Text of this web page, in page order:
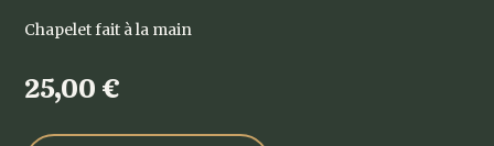
Chapelet fait à la main
25,00 €